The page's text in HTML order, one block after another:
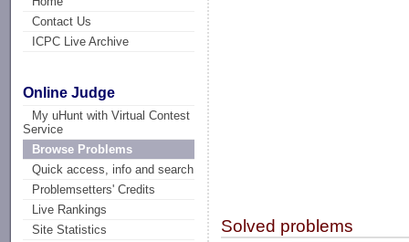
Contact Us
ICPC Live Archive
Online Judge
My uHunt with Virtual Contest
Service
Browse Problems
Quick access, info and search
Problemsetters' Credits
Live Rankings
Site Statistics
Solved problems